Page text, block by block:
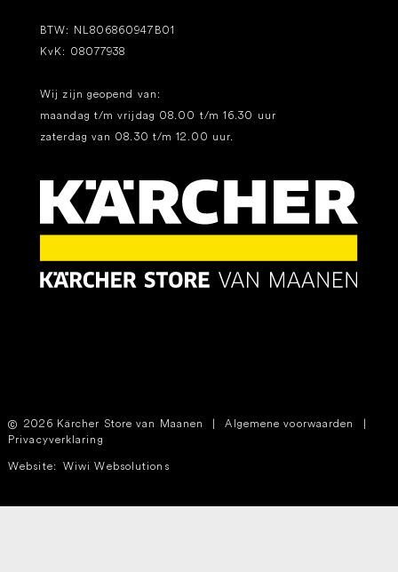
BTW: NL806860947B01
KvK: 08077938
Wij zijn geopend van:
maandag t/m vrijdag 08.00 t/m 16.30 uur
zaterdag van 08.30 t/m 12.00 uur.
2026 Kärcher Store van Maanen | Algemene voorwaarden
|
Privacyverklaring
Website: Wiwi Websolutions